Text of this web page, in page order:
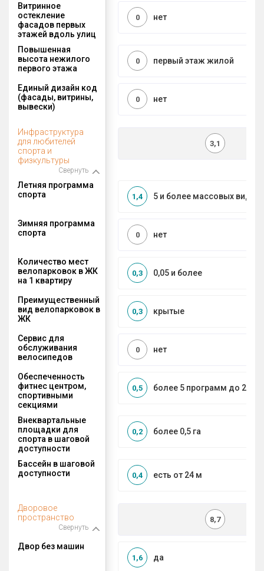
Витринное
остекление
фасадов первых
этажей вдоль улиц
нет
0
Повышенная
высота нежилого
первого этажа
первый этаж жилой
0
Единый дизайн код
(фасады, витрины,
вывески)
нет
0
Инфраструктура
для любителей
спорта и
физкультуры
Свернуть
3,1
Летняя программа
спорта
5 и более массовых видов
1,4
Зимняя программа
спорта
нет
0
Количество мест
велопарковок в ЖК
на 1 квартиру
0,05 и более
0,3
Преимущественный
вид велопарковок в
ЖК
крытые
0,3
Сервис для
обслуживания
велосипедов
нет
0
Обеспеченность
фитнес центром,
спортивными
секциями
более 5 программ до 2 км
0,5
Внеквартальные
площадки для
спорта в шаговой
доступности
более 0,5 га
0,2
Бассейн в шаговой
доступности
есть от 24 м
0,4
Дворовое
пространство
Свернуть
8,7
Двор без машин
да
1,6